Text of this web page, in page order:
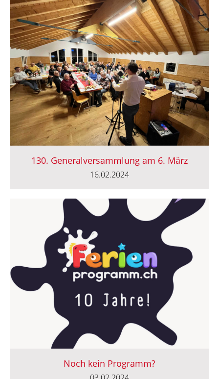
130. Generalversammlung am 6. März
16.02.2024
Noch kein Programm?